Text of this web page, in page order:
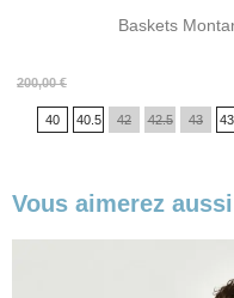
Baskets
200,00 €
Prix
40 40.5 42 42.5 43
Vous aimerez aussi